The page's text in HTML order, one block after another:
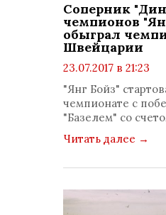
Соперник
чемпионов
обыграл
Швейцарии
23.07.2017 в 21:23
просмотров: 1207
комментариев:
"Янг Бойз"
чемпионате с
"Базелем" со
Читать далее →